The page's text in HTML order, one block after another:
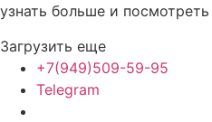
узнать больше и
Загрузить еще
+7(949)509-59-95
Telegram